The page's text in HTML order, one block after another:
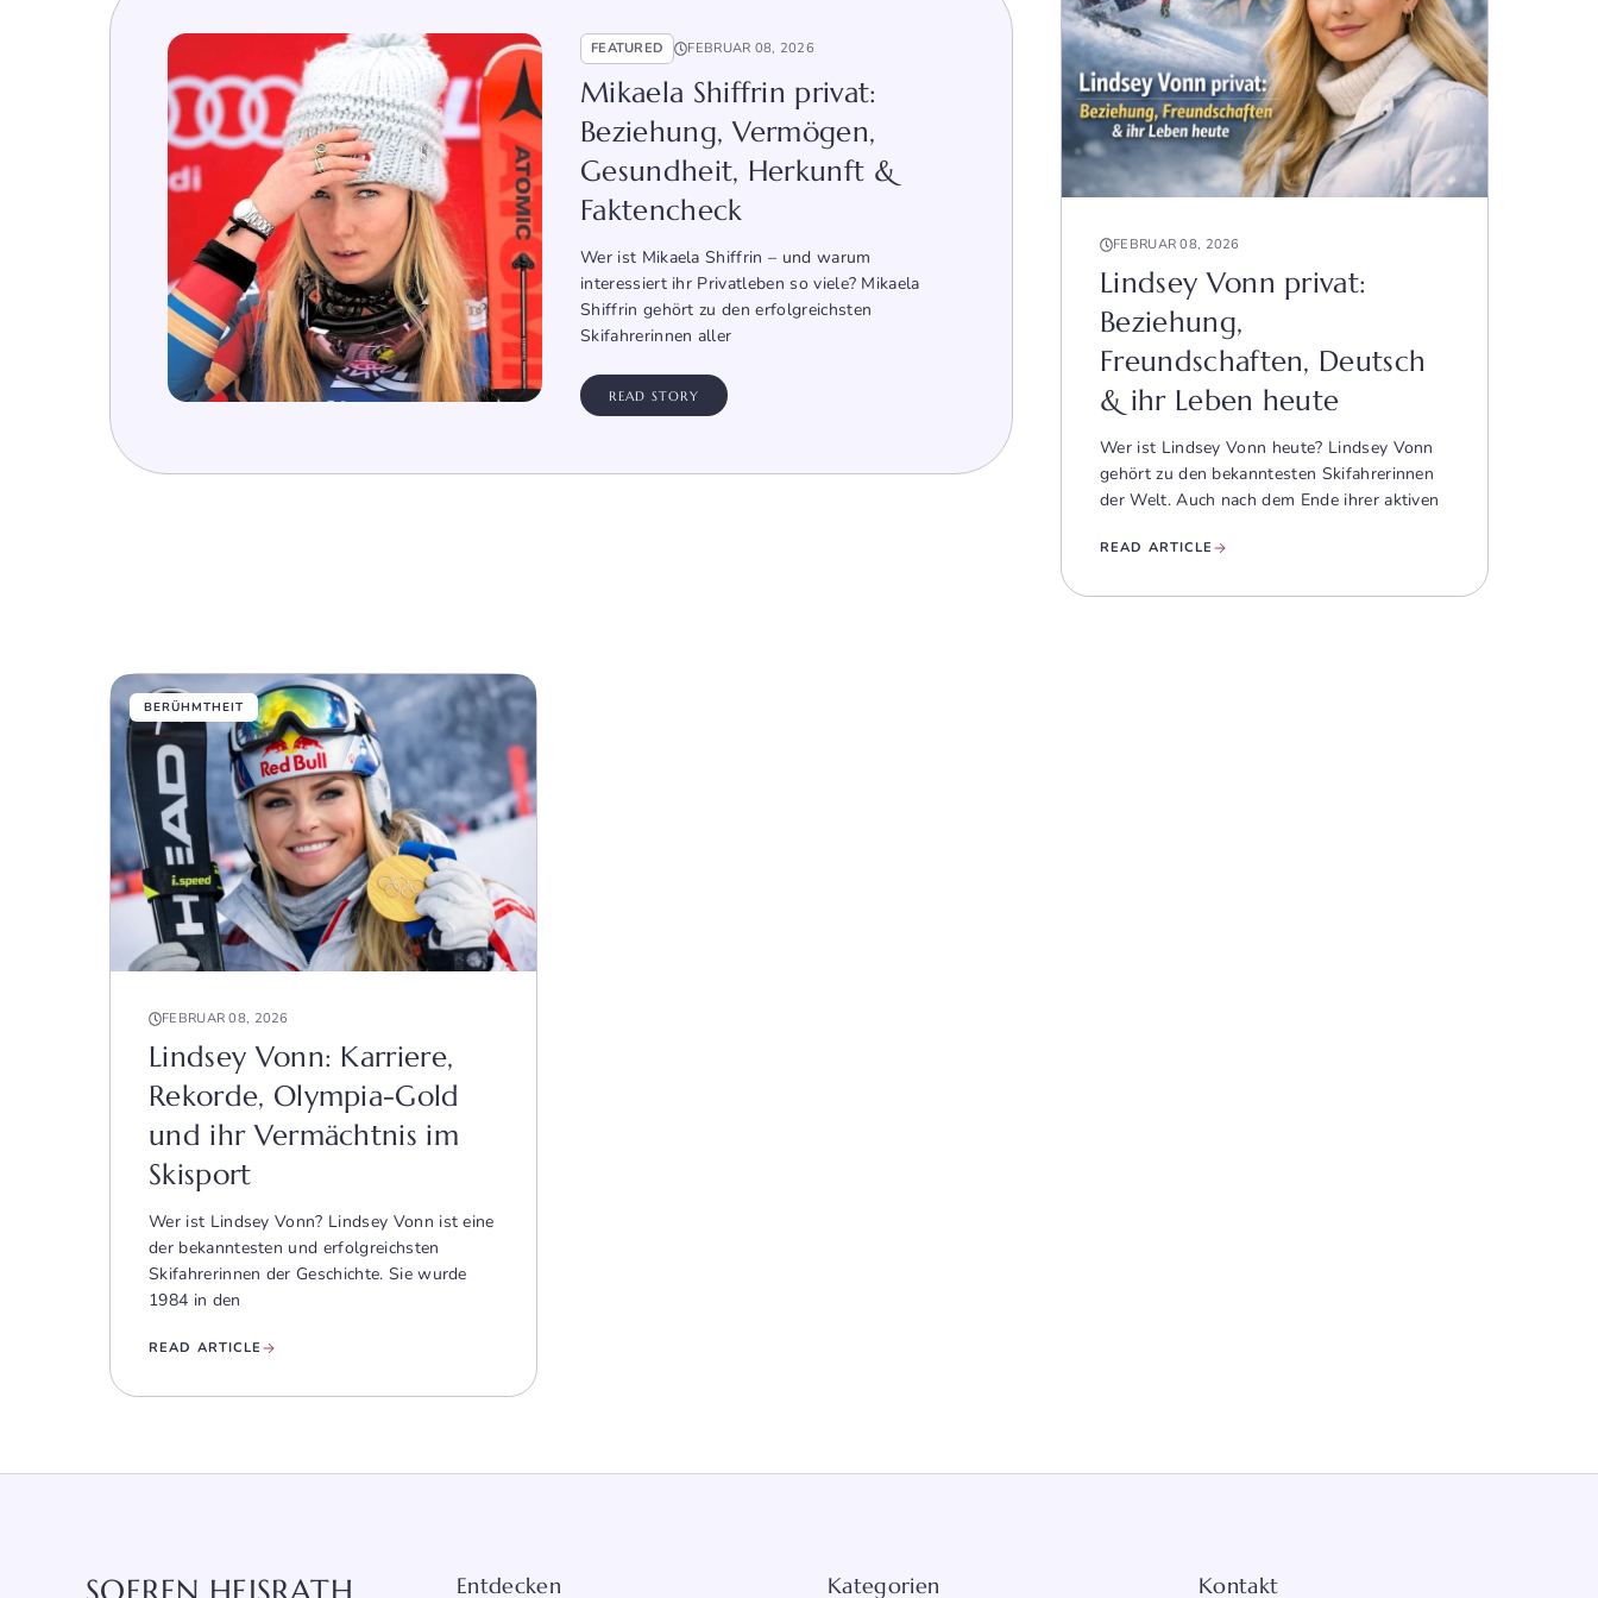
FEATURED FEBRUAR 08, 2026
Mikaela Shiffrin privat:
Beziehung, Vermögen,
Gesundheit, Herkunft &
Faktencheck
Wer ist Mikaela Shiffrin – und warum
interessiert ihr Privatleben so viele? Mikaela
Shiffrin gehört zu den erfolgreichsten
Skifahrerinnen aller
READ STORY
FEBRUAR 08, 2026
Lindsey Vonn privat:
Beziehung,
Freundschaften, Deutsch
& ihr Leben heute
Wer ist Lindsey Vonn heute? Lindsey Vonn
gehört zu den bekanntesten Skifahrerinnen
der Welt. Auch nach dem Ende ihrer aktiven
READ ARTICLE
BERÜHMTHEIT
FEBRUAR 08, 2026
Lindsey Vonn: Karriere,
Rekorde, Olympia-Gold
und ihr Vermächtnis im
Skisport
Wer ist Lindsey Vonn? Lindsey Vonn ist eine
der bekanntesten und erfolgreichsten
Skifahrerinnen der Geschichte. Sie wurde
1984 in den
READ ARTICLE
Entdecken Kategorien Kontakt